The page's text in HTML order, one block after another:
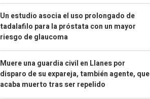
Un estudio asocia el uso prolongado de
tadalafilo para la próstata con un mayor
riesgo de glaucoma
Muere una guardia civil en Llanes por
disparo de su expareja, también agente, que
acaba muerto tras ser repelido